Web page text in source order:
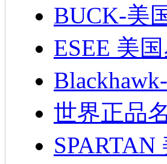
BUCK-美
ESEE 美
世界正品